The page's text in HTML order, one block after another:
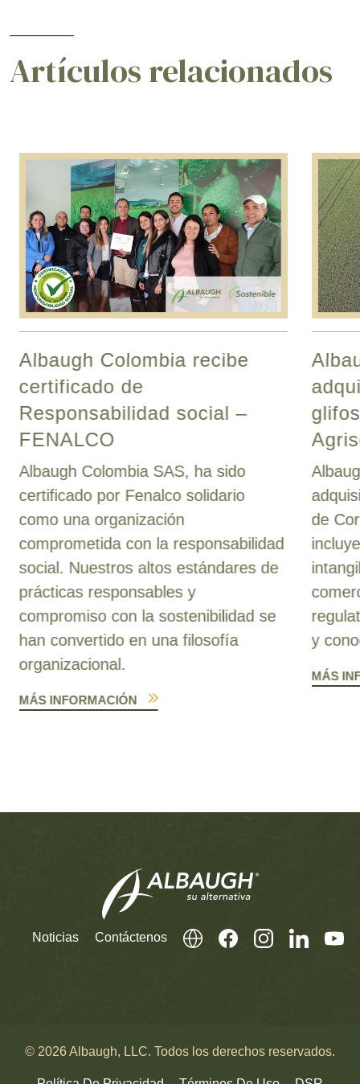
Artículos relacionados
Albaugh Colombia recibe
certificado de
Responsabilidad social –
FENALCO
Albaugh Colombia SAS, ha sido
certificado por Fenalco solidario
como una organización
comprometida con la responsabilidad
social. Nuestros altos estándares de
prácticas responsables y
compromiso con la sostenibilidad se
han convertido en una filosofía
organizacional.
MÁS INFORMACIÓN
de
y
MÁS
Noticias Contáctenos
© 2026 Albaugh, LLC. Todos los derechos reservados.